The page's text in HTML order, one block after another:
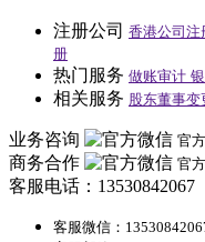
注册公司 香港公司注
册
热门服务 做账审计
相关服务 股东董事变
业务咨询 官
商务合作 官
客服电话：13530842067
客服微信：